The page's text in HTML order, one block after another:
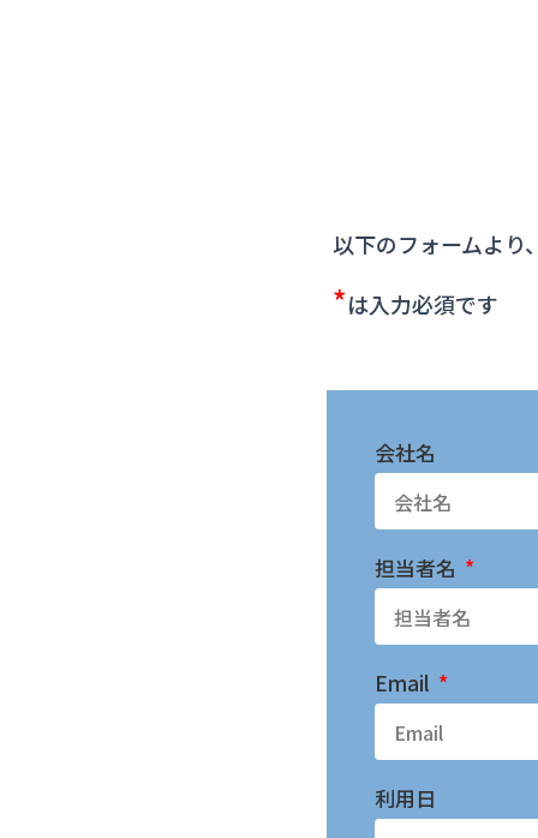
以下のフォームより
*は入力必須です
会社名
担当者名
Email
利用日